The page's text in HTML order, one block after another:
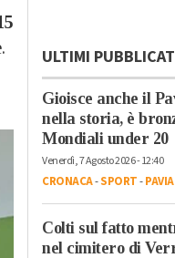
ULTIMI
Gioisce anche il
nella storia, è
Mondiali under 20
Venerdì, 7 Agosto 2026 - 12:40
CRONACA-SPORT-PAVIA
Colti sul fatto
nel cimitero di